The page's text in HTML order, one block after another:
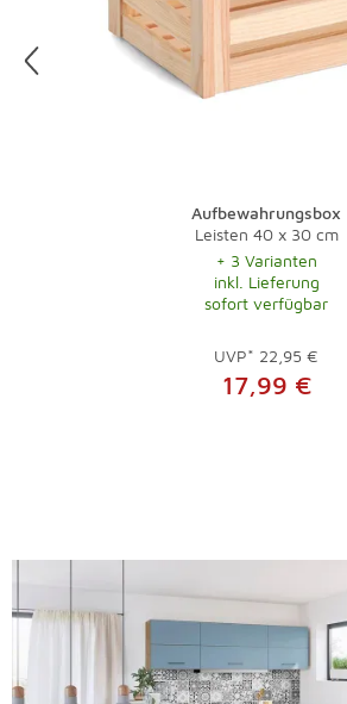
Aufbewahrungsbox
Leisten 40 x 30 cm
+ 3 Varianten
inkl. Lieferung
sofort verfügbar
UVP* 22,95 €
17,99 €